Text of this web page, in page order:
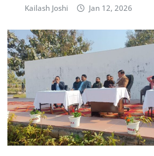
Kailash Joshi Jan 12, 2026